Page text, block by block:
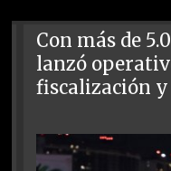
Con más de
lanzó
fiscalización